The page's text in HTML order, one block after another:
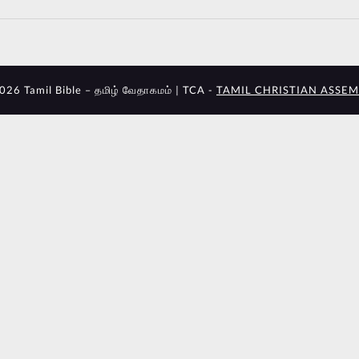
Tamil Bible – தமிழ் வேதாகமம் | TCA - TAMIL CHRISTIAN